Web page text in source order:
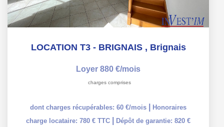
LOCATION T3 - BRIGNAIS , Brignais
Loyer 880 €/mois
charges comprises
dont charges récupérables: 60 €/mois
Honoraires
charge locataire: 780 € TTC
Dépôt de garantie: 820 €